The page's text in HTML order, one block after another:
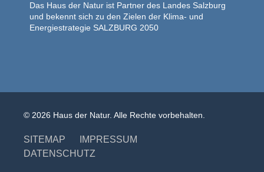
Das Haus der Natur ist Partner des Landes Salzburg
und bekennt sich zu den Zielen der Klima- und
Energiestrategie SALZBURG 2050
© 2026 Haus der Natur. Alle Rechte vorbehalten.
SITEMAP
IMPRESSUM
DATENSCHUTZ